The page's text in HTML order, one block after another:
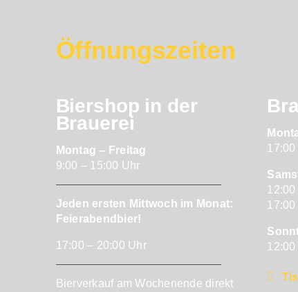
Öffnungszeiten
Biershop in der
Brauerei
Montag – Freitag
9:00 – 15:00 Uhr
Jeden ersten Mittwoch im Monat:
Feierabendbier!
17:00 – 20:00 Uhr
Bierverkauf am Wochenende direkt